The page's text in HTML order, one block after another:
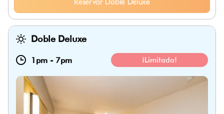
Doble Deluxe
1pm - 7pm ¡Limitada!